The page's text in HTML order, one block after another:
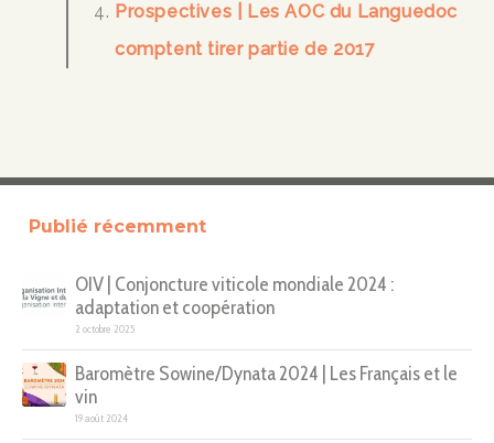
Prospectives | Les AOC du Languedoc
comptent tirer partie de 2017
Publié récemment
OIV | Conjoncture viticole mondiale 2024 :
adaptation et coopération
2 octobre 2025
Baromètre Sowine/Dynata 2024 | Les Français et le
vin
19 août 2024